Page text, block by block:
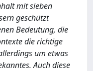
mit sieben
geschützt
Bedeutung, die
die richtige
um etwas
Auch diese